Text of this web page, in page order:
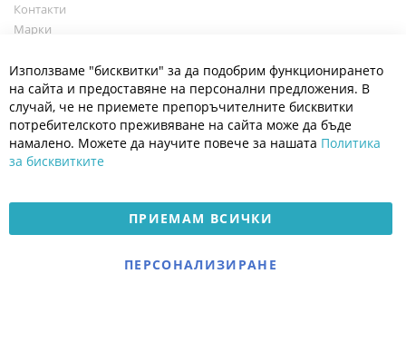
Контакти
Марки
Полезно
Общи условия
Политика за поверителност
Платформа за OPC
Доставка и плащане
Електронен магазин
разработен и поддържан
Използваме "бисквитки" за да подобрим функционирането
на сайта и предоставяне на персонални предложения. В
случай, че не приемете препоръчителните бисквитки
потребителското преживяване на сайта може да бъде
намалено. Можете да научите повече за нашата Политика
за бисквитките
ПРИЕМАМ ВСИЧКИ
ПЕРСОНАЛИЗИРАНЕ